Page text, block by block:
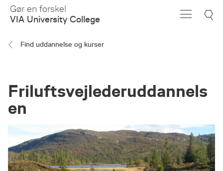
Skip
Main
Gør en forskel
VIA University College
Find uddannelse og kurser
Friluftsvejlederuddannels
en